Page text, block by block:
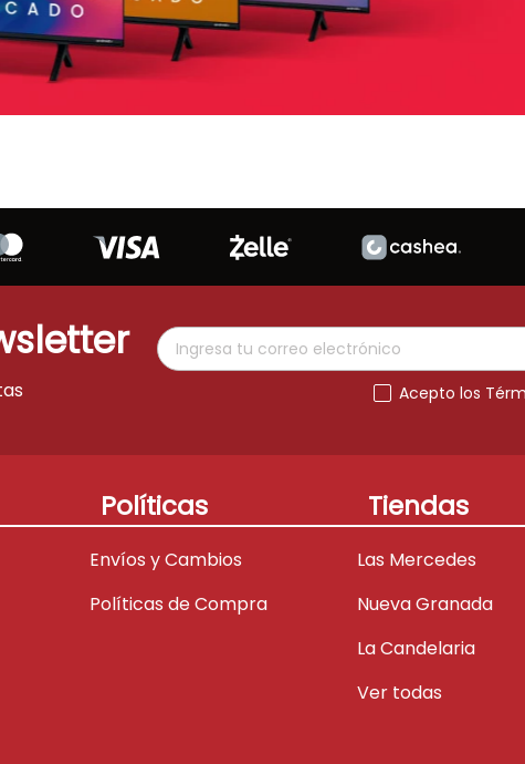
Acepto los
Políticas
Envíos y Cambios
Políticas de Compra
Tiendas
Las Mercedes
Nueva Granada
La Candelaria
Ver todas